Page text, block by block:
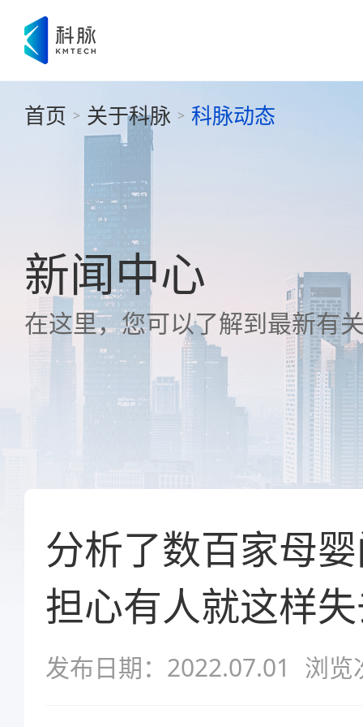
首页 > 关于科脉 > 科脉动态
新闻中心
在这里，您可以了解到最新有
分析了数百家母
担心有人就这样
发布日期：2022.07.01 浏览